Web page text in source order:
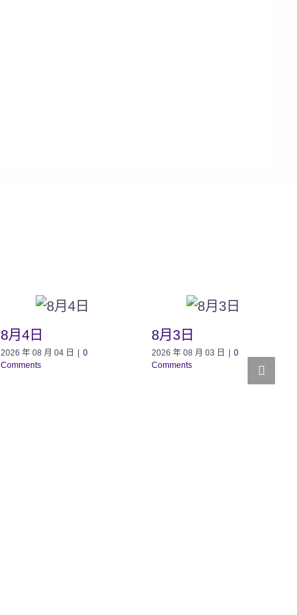
8月4日
2026 年 08 月 04 日
0
Comments
8月3日
2026 年 08 月 03 日
0
Comments